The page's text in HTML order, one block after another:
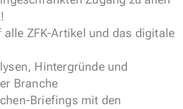
ZFK-Artikel und das digitale
Hintergründe und
Branche
Briefings mit den